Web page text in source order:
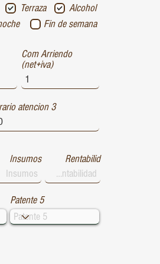
Alcohol
Terraza
Fin de semana
Com Arriendo
(net+iva)
atencion 3
Insumos Rentabilid
Patente 5